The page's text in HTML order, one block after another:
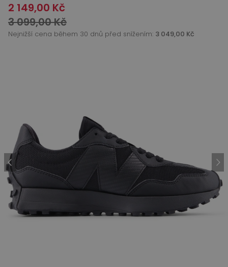
2 149,00 Kč
3 099,00 Kč
Nejnižší cena během 30 dnů před snížením: 3 049,00 Kč